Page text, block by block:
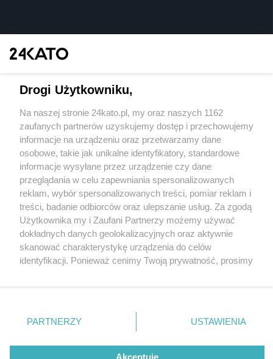
poważni. Pałac w Nakle Śląskim jest piękny i...
5 / 1
Wydawca mediów lokalnych
Nie zapomnij
zapoznać się z:
polityką prywatności regulamin korzystania z portali
Twojemiasto
Piekary Śląskie
Chorzów
Tarnowskie Góry
Gliwice
Skontakuj sięz nami
Kontakt
Wydawca
Redakcja
Drogi Użytkowniku,
Na naszej stronie 24kato.pl, my oraz naszych 1162
zaufanych partnerów uzyskujemy dostęp i przechowujemy
informacje na urządzeniu oraz przetwarzamy dane
osobowe, takie jak unikalne identyfikatory, standardowe
informacje wysyłane przez urządzenie czy dane
przeglądania w celu zapewniania spersonalizowanych
reklam, wybór spersonalizowanych treści, pomiar reklam i
treści, badanie odbiorców oraz ulepszanie usług. Za zgodą
Użytkownika my i Zaufani Partnerzy możemy używać
dokładnych danych geolokalizacyjnych oraz aktywnie
skanować charakterystykę urządzenia do celów
identyfikacji. Ponieważ cenimy Twoją prywatność, prosimy
prywatności znajdujący się w lewym dolnym rogu strony
. Niektóre rodzaje przetwarzania danych nie wymagają
zgody użytkownika, ale masz prawo sprzeciwić się
takiemu przetwarzaniu. Preferencje będą miały
PARTNERZY USTAWIENIA
Akceptuję